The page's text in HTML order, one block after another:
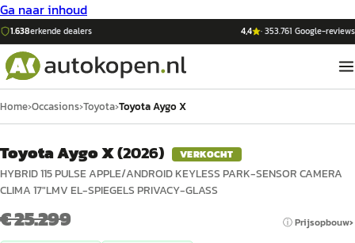
Ga naar inhoud
1.638erkende dealers 4,4 ·353.761 Google-reviews
Home›Occasions›Toyota›Toyota Aygo X
Toyota Aygo X(2026) VERKOCHT
HYBRID 115 PULSE APPLE/ANDROID KEYLESS PARK-SENSOR CAMERA
CLIMA 17"LMV EL-SPIEGELS PRIVACY-GLASS
€ 25.299 ⓘ Prijsopbouw